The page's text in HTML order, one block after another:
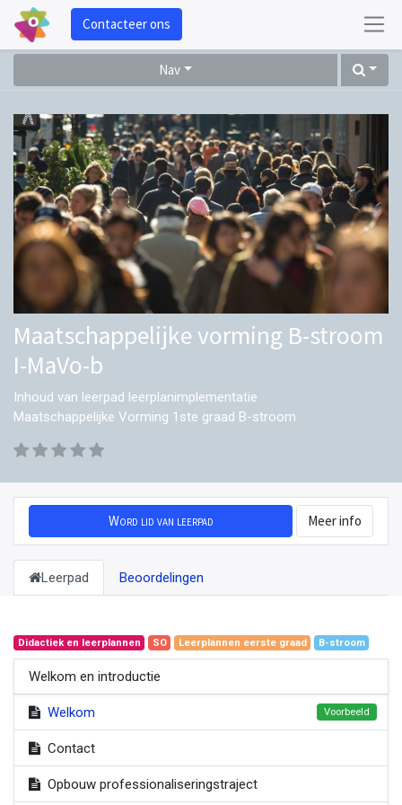
Contacteer ons
Nav
Maatschappelijke vorming B-stroom
I-MaVo-b
Inhoud van leerpad leerplanimplementatie
Maatschappelijke Vorming 1ste graad B-stroom
Word lid van leerpad Meer info
Leerpad Beoordelingen
Didactiek en leerplannen SO Leerplannen eerste graad B-stroom
Welkom en introductie
Welkom Voorbeeld
Contact
Opbouw professionaliseringstraject